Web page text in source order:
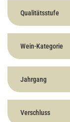
Qualitätsstufe
Wein-Kategorie
Jahrgang
Verschluss